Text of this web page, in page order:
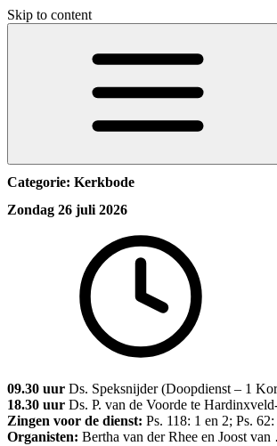
Skip to content
Categorie: Kerkbode
Zondag 26 juli 2026
09.30 uur Ds. Speksnijder (Doopdienst – 1
18.30 uur Ds. P. van de Voorde te
Zingen voor de dienst: Ps. 118: 1 en 2; Ps.
Organisten: Bertha van der Rhee en Joost